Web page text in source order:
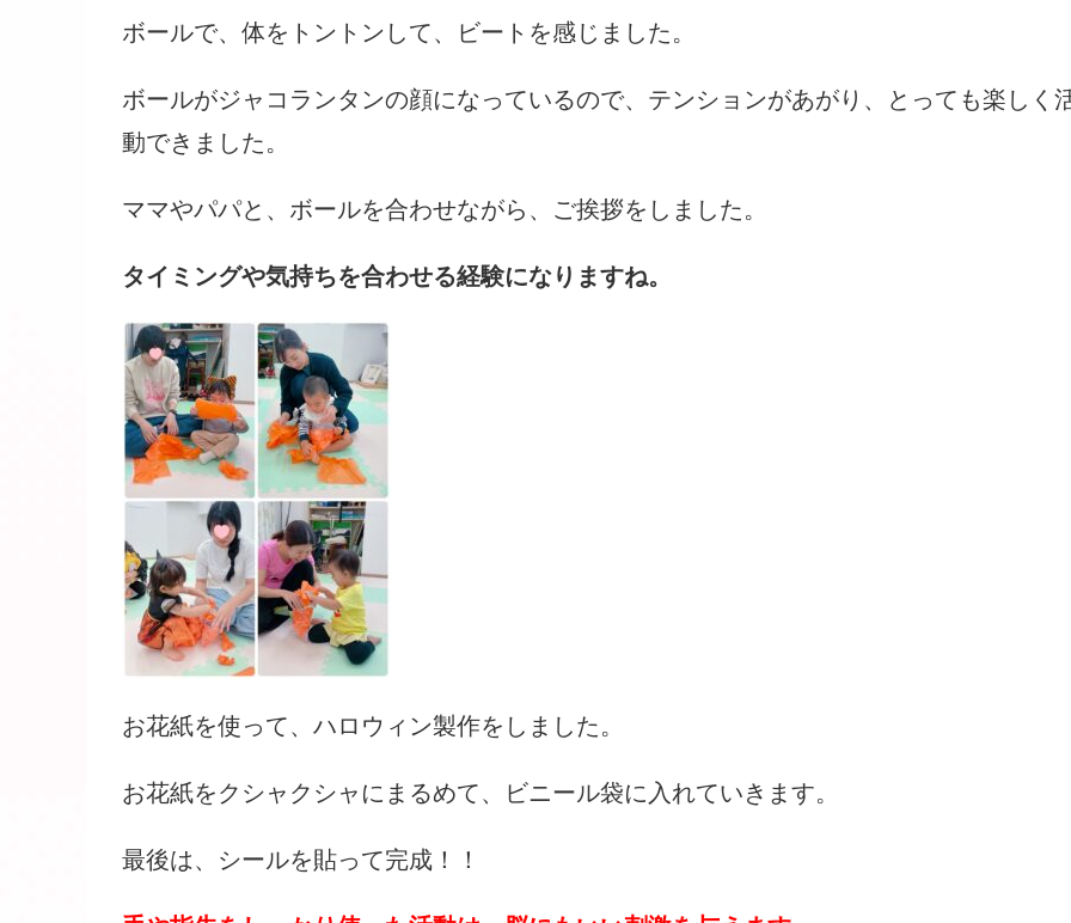
ボールで、体をトントンして、ビートを感じました。
ボールがジャコランタンの顔になっているので、テンションがあがり、とっても楽しく
動できました。
ママやパパと、ボールを合わせながら、ご挨拶をしました。
タイミングや気持ちを合わせる経験になりますね。
お花紙を使って、ハロウィン製作をしました。
お花紙をクシャクシャにまるめて、ビニール袋に入れていきます。
最後は、シールを貼って完成！！